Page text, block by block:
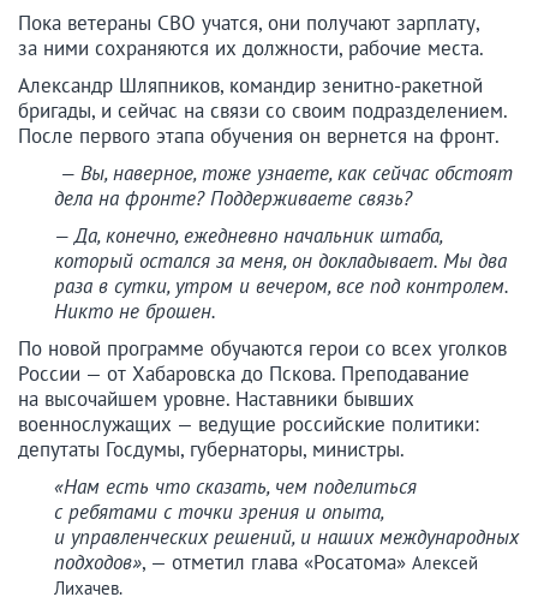
Пока ветераны СВО учатся, они получают зарплату,
за ними сохраняются их должности, рабочие места.
Александр Шляпников, командир зенитно-ракетной
бригады, и сейчас на связи со своим подразделением.
После первого этапа обучения он вернется на фронт.
— Вы, наверное, тоже узнаете, как сейчас обстоят
дела на фронте? Поддерживаете связь?
— Да, конечно, ежедневно начальник штаба,
который остался за меня, он докладывает. Мы два
раза в сутки, утром и вечером, все под контролем.
Никто не брошен.
По новой программе обучаются герои со всех уголков
России — от Хабаровска до Пскова. Преподавание
на высочайшем уровне. Наставники бывших
военнослужащих — ведущие российские политики:
депутаты Госдумы, губернаторы, министры.
«Нам есть что сказать, чем поделиться
с ребятами с точки зрения и опыта,
и управленческих решений, и наших международных
подходов», — отметил глава «Росатома» Алексей
Лихачев.